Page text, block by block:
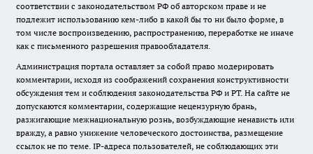
соответствии с законодательством РФ об авторском праве и не
подлежит использованию кем-либо в какой бы то ни было форме, в
том числе воспроизведению, распространению, переработке не иначе
как с письменного разрешения правообладателя.
Администрация портала оставляет за собой право модерировать
комментарии, исходя из соображений сохранения конструктивности
обсуждения тем и соблюдения законодательства РФ и РТ. На сайте не
допускаются комментарии, содержащие нецензурную брань,
разжигающие межнациональную рознь, возбуждающие ненависть или
вражду, а равно унижение человеческого достоинства, размещение
ссылок не по теме. IP-адреса пользователей, не соблюдающих эти